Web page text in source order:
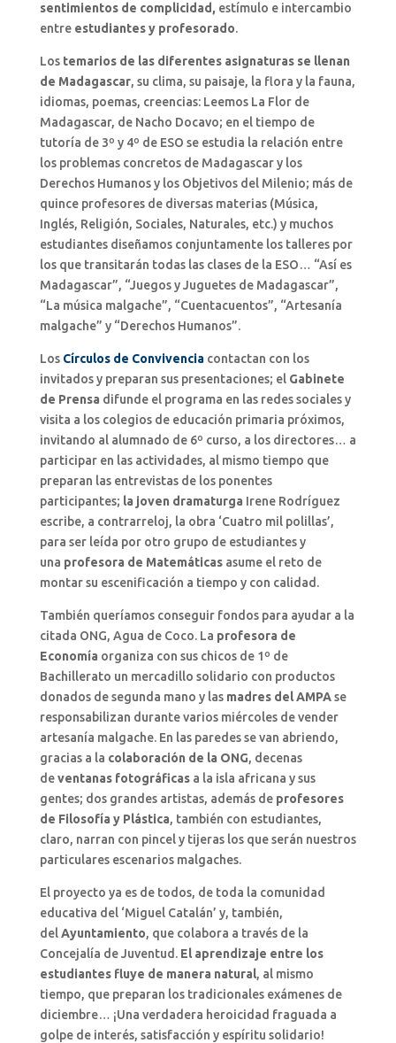
sentimientos de complicidad, estímulo e intercambio
entre estudiantes y profesorado.
Los temarios de las diferentes asignaturas se llenan
de Madagascar, su clima, su paisaje, la flora y la fauna,
idiomas, poemas, creencias: Leemos La Flor de
Madagascar, de Nacho Docavo; en el tiempo de
tutoría de 3º y 4º de ESO se estudia la relación entre
los problemas concretos de Madagascar y los
Derechos Humanos y los Objetivos del Milenio; más de
quince profesores de diversas materias (Música,
Inglés, Religión, Sociales, Naturales, etc.) y muchos
estudiantes diseñamos conjuntamente los talleres por
los que transitarán todas las clases de la ESO… “Así es
Madagascar”, “Juegos y Juguetes de Madagascar”,
“La música malgache”, “Cuentacuentos”, “Artesanía
malgache” y “Derechos Humanos”.
Los Círculos de Convivencia contactan con los
invitados y preparan sus presentaciones; el Gabinete
de Prensa difunde el programa en las redes sociales y
visita a los colegios de educación primaria próximos,
invitando al alumnado de 6º curso, a los directores… a
participar en las actividades, al mismo tiempo que
preparan las entrevistas de los ponentes
participantes; la joven dramaturga Irene Rodríguez
escribe, a contrarreloj, la obra ‘Cuatro mil polillas’,
para ser leída por otro grupo de estudiantes y
una profesora de Matemáticas asume el reto de
montar su escenificación a tiempo y con calidad.
También queríamos conseguir fondos para ayudar a la
citada ONG, Agua de Coco. La profesora de
Economía organiza con sus chicos de 1º de
Bachillerato un mercadillo solidario con productos
donados de segunda mano y las madres del AMPA se
responsabilizan durante varios miércoles de vender
artesanía malgache. En las paredes se van abriendo,
gracias a la colaboración de la ONG, decenas
de ventanas fotográficas a la isla africana y sus
gentes; dos grandes artistas, además de profesores
de Filosofía y Plástica, también con estudiantes,
claro, narran con pincel y tijeras los que serán nuestros
particulares escenarios malgaches.
El proyecto ya es de todos, de toda la comunidad
educativa del ‘Miguel Catalán’ y, también,
del Ayuntamiento, que colabora a través de la
Concejalía de Juventud. El aprendizaje entre los
estudiantes fluye de manera natural, al mismo
tiempo, que preparan los tradicionales exámenes de
diciembre… ¡Una verdadera heroicidad fraguada a
golpe de interés, satisfacción y espíritu solidario!